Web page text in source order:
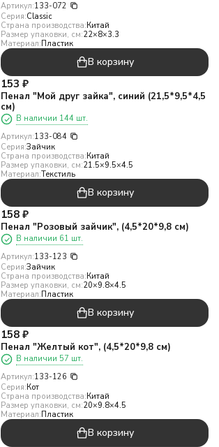
Артикул:133-072
Серия:Classic
Страна производства:Китай
Размер упаковки, см:22×8×3.3
Материал:Пластик
В корзину
153 ₽
Пенал "Мой друг зайка", синий (21,5*9,5*4,5
см)
В наличии 144 шт.
Артикул:133-084
Серия:Зайчик
Страна производства:Китай
Размер упаковки, см:21.5×9.5×4.5
Материал:Текстиль
В корзину
158 ₽
Пенал "Розовый зайчик", (4,5*20*9,8 см)
В наличии 61 шт.
Артикул:133-123
Серия:Зайчик
Страна производства:Китай
Размер упаковки, см:20×9.8×4.5
Материал:Пластик
В корзину
158 ₽
Пенал "Желтый кот", (4,5*20*9,8 см)
В наличии 57 шт.
Артикул:133-126
Серия:Кот
Страна производства:Китай
Размер упаковки, см:20×9.8×4.5
Материал:Пластик
В корзину